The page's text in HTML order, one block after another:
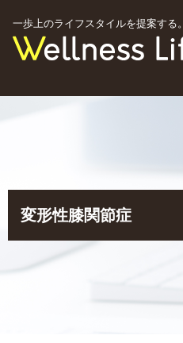
一歩上のライフスタイルを提案する。
変形性膝関節症